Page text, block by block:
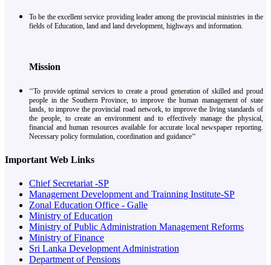
To be the excellent service providing leader among the provincial ministries in the
fields of Education, land and land development, highways and information.
Mission
‘‘To provide optimal services to create a proud generation of skilled and proud
people in the Southern Province, to improve the human management of state
lands, to improve the provincial road network, to improve the living standards of
the people, to create an environment and to effectively manage the physical,
financial and human resources available for accurate local newspaper reporting.
Necessary policy formulation, coordination and guidance‘‘
Important Web Links
Chief Secretariat -SP
Management Development and Trainning Institute-SP
Zonal Education Office - Galle
Ministry of Education
Ministry of Public Administration Management Reforms
Ministry of Finance
Sri Lanka Development Administration
Department of Pensions